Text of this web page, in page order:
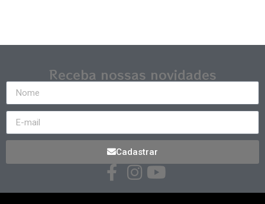
Receba nossas novidades
Cadastrar